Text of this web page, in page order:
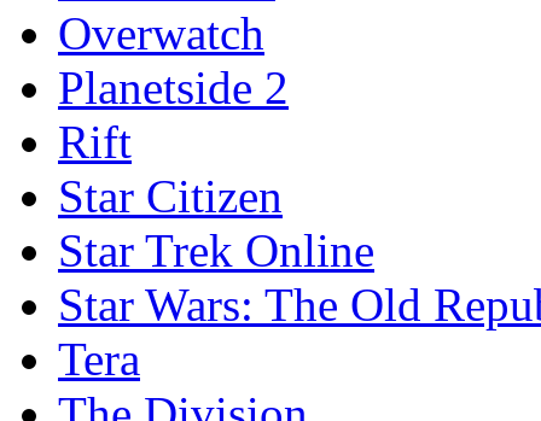
Overwatch
Planetside 2
Rift
Star Citizen
Star Trek Online
Star Wars: The Old
Tera